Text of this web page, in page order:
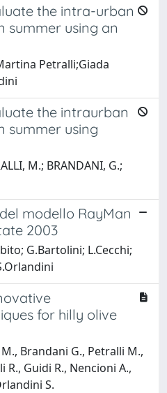
the intra-urban
summer using an
Petralli;Giada
the intraurban
summer using
M.; BRANDANI, G.;
modello RayMan
2003
G.Bartolini; L.Cecchi;
for hilly olive
Brandani G., Petralli M.,
R., Guidi R., Nencioni A.,
S.